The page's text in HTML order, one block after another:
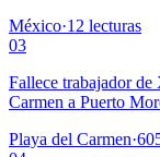
México·12 lecturas
03
Fallece trabajador de
Carmen a Puerto
Playa del Carmen·